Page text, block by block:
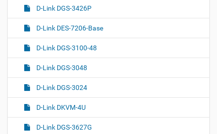
D-Link DGS-3426P
D-Link DES-7206-Base
D-Link DGS-3100-48
D-Link DGS-3048
D-Link DGS-3024
D-Link DKVM-4U
D-Link DGS-3627G